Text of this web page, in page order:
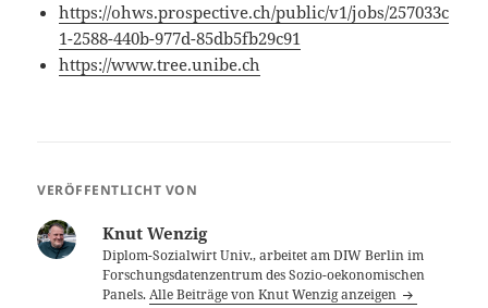
https://ohws.prospective.ch/public/v1/jobs/257033c
1-2588-440b-977d-85db5fb29c91
https://www.tree.unibe.ch
VERÖFFENTLICHT VON
Knut Wenzig
Diplom-Sozialwirt Univ., arbeitet am DIW Berlin im
Forschungsdatenzentrum des Sozio-oekonomischen
Panels.Alle Beiträge von Knut Wenzig anzeigen